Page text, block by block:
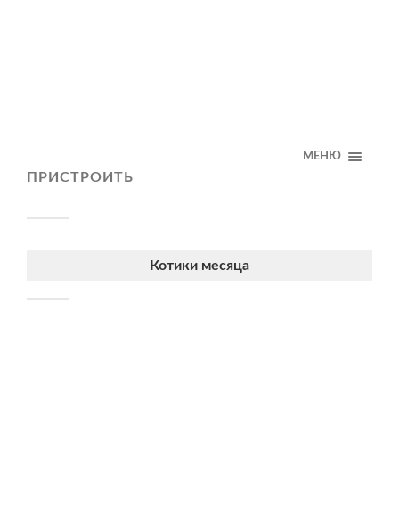
МЕНЮ
ПРИСТРОИТЬ
Котики месяца